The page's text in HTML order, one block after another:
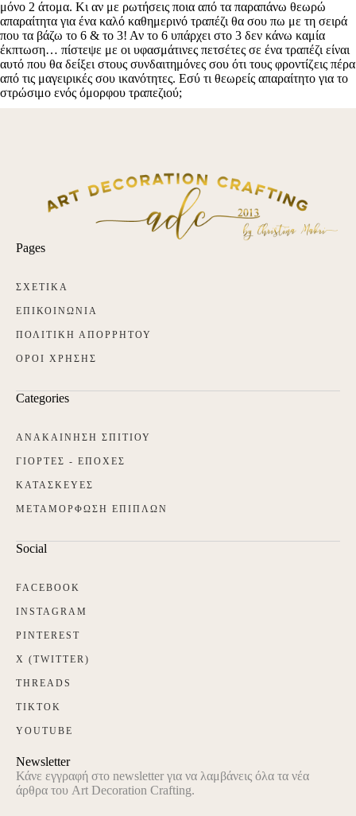
Pages
ΣΧΕΤΙΚΑ
ΕΠΙΚΟΙΝΩΝΙΑ
ΠΟΛΙΤΙΚΗ ΑΠΟΡΡΗΤΟΥ
ΟΡΟΙ ΧΡΗΣΗΣ
Categories
ΑΝΑΚΑΙΝΗΣΗ ΣΠΙΤΙΟΥ
ΓΙΟΡΤΕΣ - ΕΠΟΧΕΣ
ΚΑΤΑΣΚΕΥΕΣ
ΜΕΤΑΜΟΡΦΩΣΗ ΕΠΙΠΛΩΝ
Social
FACEBOOK
INSTAGRAM
PINTEREST
X (TWITTER)
THREADS
TIKTOK
YOUTUBE
Newsletter
Κάνε εγγραφή στο newsletter για να λαμβάνεις όλα τα νέα
άρθρα του Art Decoration Crafting.